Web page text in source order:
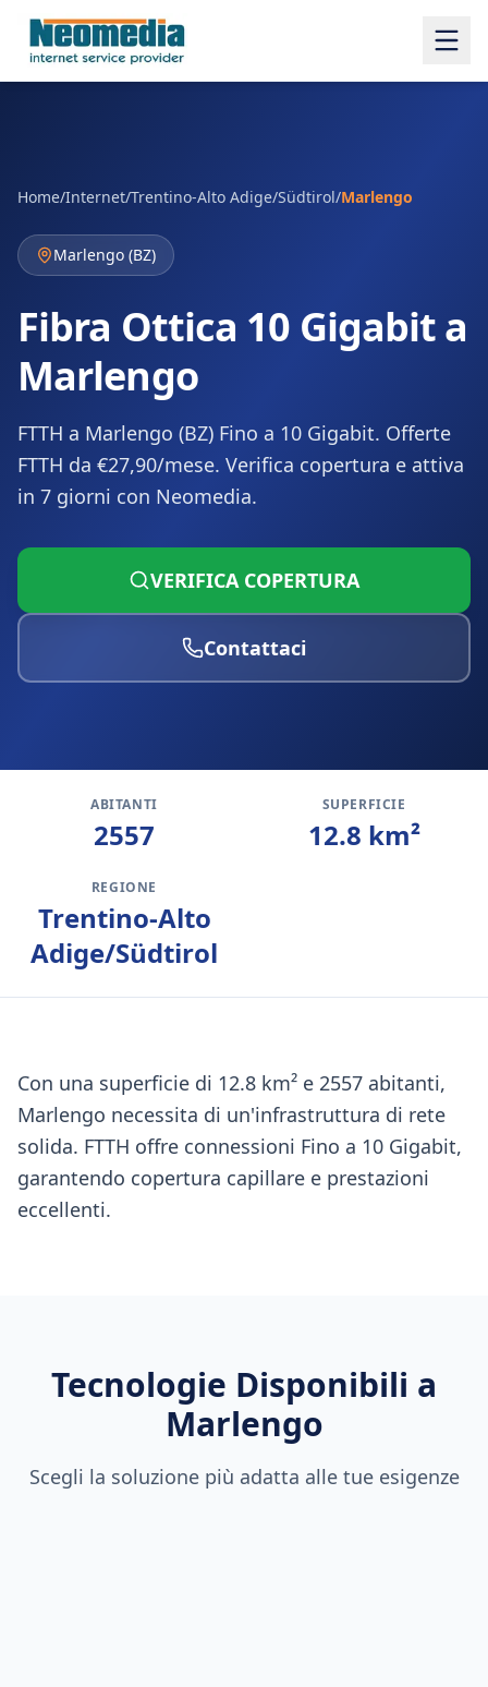
Home/Internet/Trentino-Alto Adige/Südtirol/Marlengo
Marlengo (BZ)
Fibra Ottica 10 Gigabit a
Marlengo
FTTH a Marlengo (BZ) Fino a 10 Gigabit. Offerte
FTTH da €27,90/mese. Verifica copertura e attiva
in 7 giorni con Neomedia.
VERIFICA COPERTURA
Contattaci
ABITANTI
2557
SUPERFICIE
12.8 km²
REGIONE
Trentino-Alto
Adige/Südtirol
Con una superficie di 12.8 km² e 2557 abitanti,
Marlengo necessita di un'infrastruttura di rete
solida. FTTH offre connessioni Fino a 10 Gigabit,
garantendo copertura capillare e prestazioni
eccellenti.
Tecnologie Disponibili a
Marlengo
Scegli la soluzione più adatta alle tue esigenze